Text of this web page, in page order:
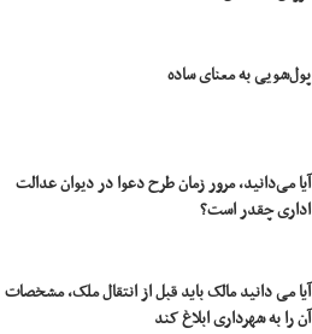
پول‌شویی به معنای ساده
آیا می‌دانید، مرور زمان طرح دعوا در دیوان عدالت
اداری چقدر است؟
آیا می دانید مالک باید قبل از انتقال ملک، مشخصات
آن را به شهرداری ابلاغ کند